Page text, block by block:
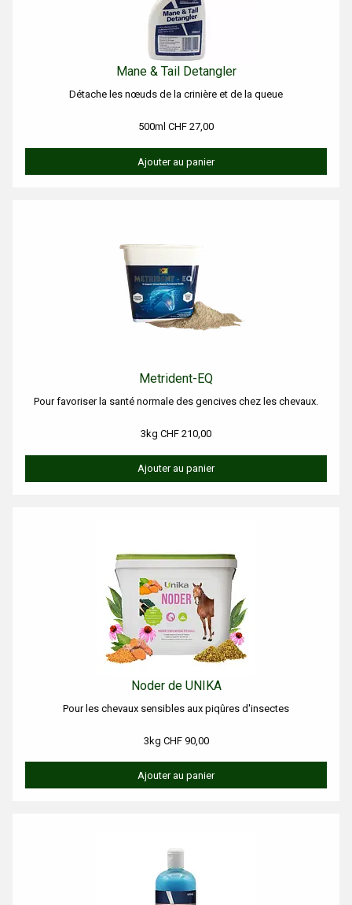
Mane & Tail Detangler
Détache les nœuds de la crinière et de la queue
500ml CHF 27,00
Ajouter au panier
Metrident-EQ
Pour favoriser la santé normale des gencives chez les chevaux.
3kg CHF 210,00
Ajouter au panier
Noder de UNIKA
Pour les chevaux sensibles aux piqûres d'insectes
3kg CHF 90,00
Ajouter au panier